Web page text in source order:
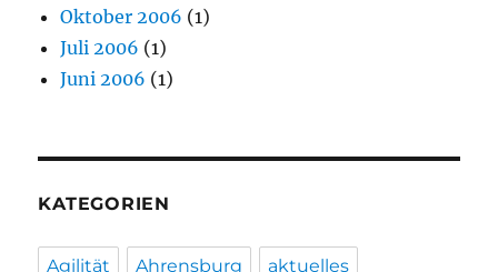
Oktober 2006 (1)
Juli 2006 (1)
Juni 2006 (1)
KATEGORIEN
Agilität Ahrensburg aktuelles